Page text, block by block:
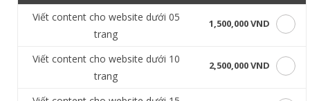
Viết content cho website dưới 05
trang
1,500,000 VND
Viết content cho website dưới 10
trang
2,500,000 VND